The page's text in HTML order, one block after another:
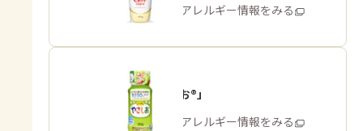
商品・アレルギー情報をみる
「やさしお®」
商品・アレルギー情報をみる